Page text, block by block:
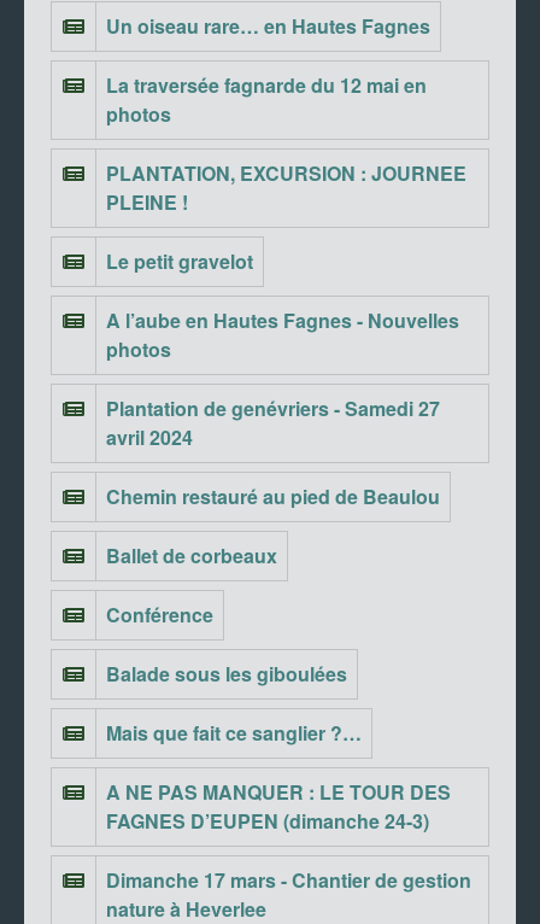
Un oiseau rare… en Hautes Fagnes
La traversée fagnarde du 12 mai en
photos
PLANTATION, EXCURSION : JOURNEE
PLEINE !
Le petit gravelot
A l’aube en Hautes Fagnes - Nouvelles
photos
Plantation de genévriers - Samedi 27
avril 2024
Chemin restauré au pied de Beaulou
Ballet de corbeaux
Conférence
Balade sous les giboulées
Mais que fait ce sanglier ?…
A NE PAS MANQUER : LE TOUR DES
FAGNES D’EUPEN (dimanche 24-3)
Dimanche 17 mars - Chantier de gestion
nature à Heverlee